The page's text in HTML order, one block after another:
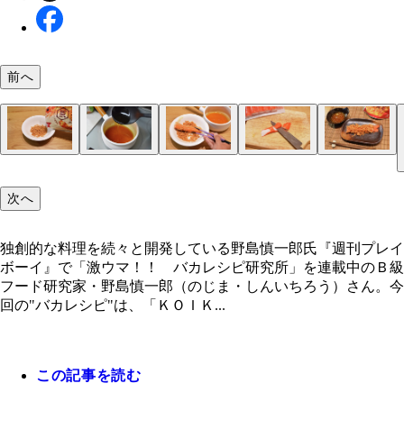
（１）砕く！ 「ＫＯＩＫＥＹＡ Ｔｈｅ 海老
（２）とろみ！ めんつゆを希釈して鍋に入れて
（３）つける！ カニカマスティックを（１）の
（４）しっぽ！ 普通サイズのカニカマを薄くス
独創的な料理を続々と開発している野島慎一郎氏
前へ
次へ
独創的な料理を続々と開発している野島慎一郎氏『週刊プレイ
ボーイ』で「激ウマ！！ バカレシピ研究所」を連載中のＢ級
フード研究家・野島慎一郎（のじま・しんいちろう）さん。今
回の"バカレシピ"は、「ＫＯＩＫ...
この記事を読む